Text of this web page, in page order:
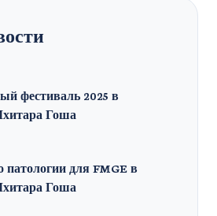
фестиваль 2025 в
Гоша
патологии для FMGE в
Гоша